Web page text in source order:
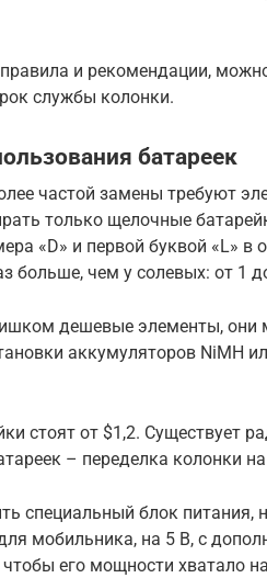
и рекомендации,
службы колонки.
батареек
частой замены требуют
только щелочные
«D» и первой буквой «L» в
больше, чем у солевых: от 1
дешевые элементы, они
аккумуляторов NiMH
стоят от $1,2. Существует
– переделка колонки
специальный блок питания,
мобильника, на 5 В, с
его мощности хватало